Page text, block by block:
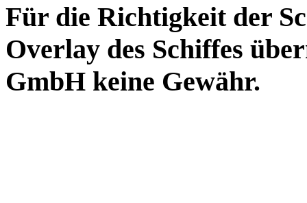
Für die Richtigkeit der
Overlay des Schiffes
GmbH keine Gewähr.